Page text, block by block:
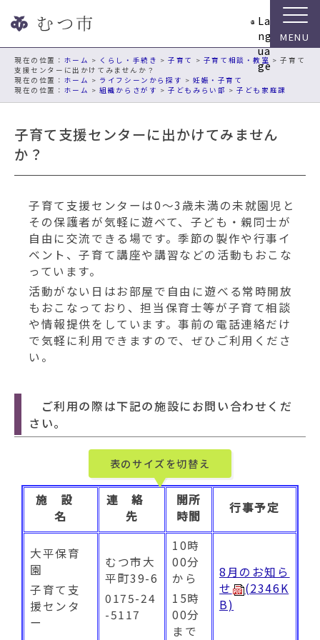
ビ
ン
La
ng
ua
ge
現在の位置： ホーム > くらし・手続き >子育て > 子育て相談・教室 > 子育て
支援センターに出かけてみませんか？
ホーム > ライフシーンから探す >妊娠・子育て
ホーム >組織からさがす >子どもみらい部 >子ども家庭課
子育て支援センターに出かけてみません
か？
子育て支援センターは0～3歳未満の未就園児と
その保護者が気軽に遊べて、子ども・親同士が
自由に交流できる場です。季節の製作や行事イ
ベント、子育て講座や講習などの活動もおこな
っています。
活動がない日はお部屋で自由に遊べる常時開放
もおこなっており、担当保育士等が子育て相談
や情報提供をしています。事前の電話連絡だけ
で気軽に利用できますので、ぜひご利用くださ
い。
ご利用の際は下記の施設にお問い合わせくだ
さい。
表のサイズを切替え
施 設
名
連 絡
先
開所
時間
行事予定
大平保育
園
子育て支
援センタ
ー
むつ市大
平町39-6
0175-24
-5117
10時
00分
から
15時
00分
まで
8月のお知ら
せ
(2346K
B)